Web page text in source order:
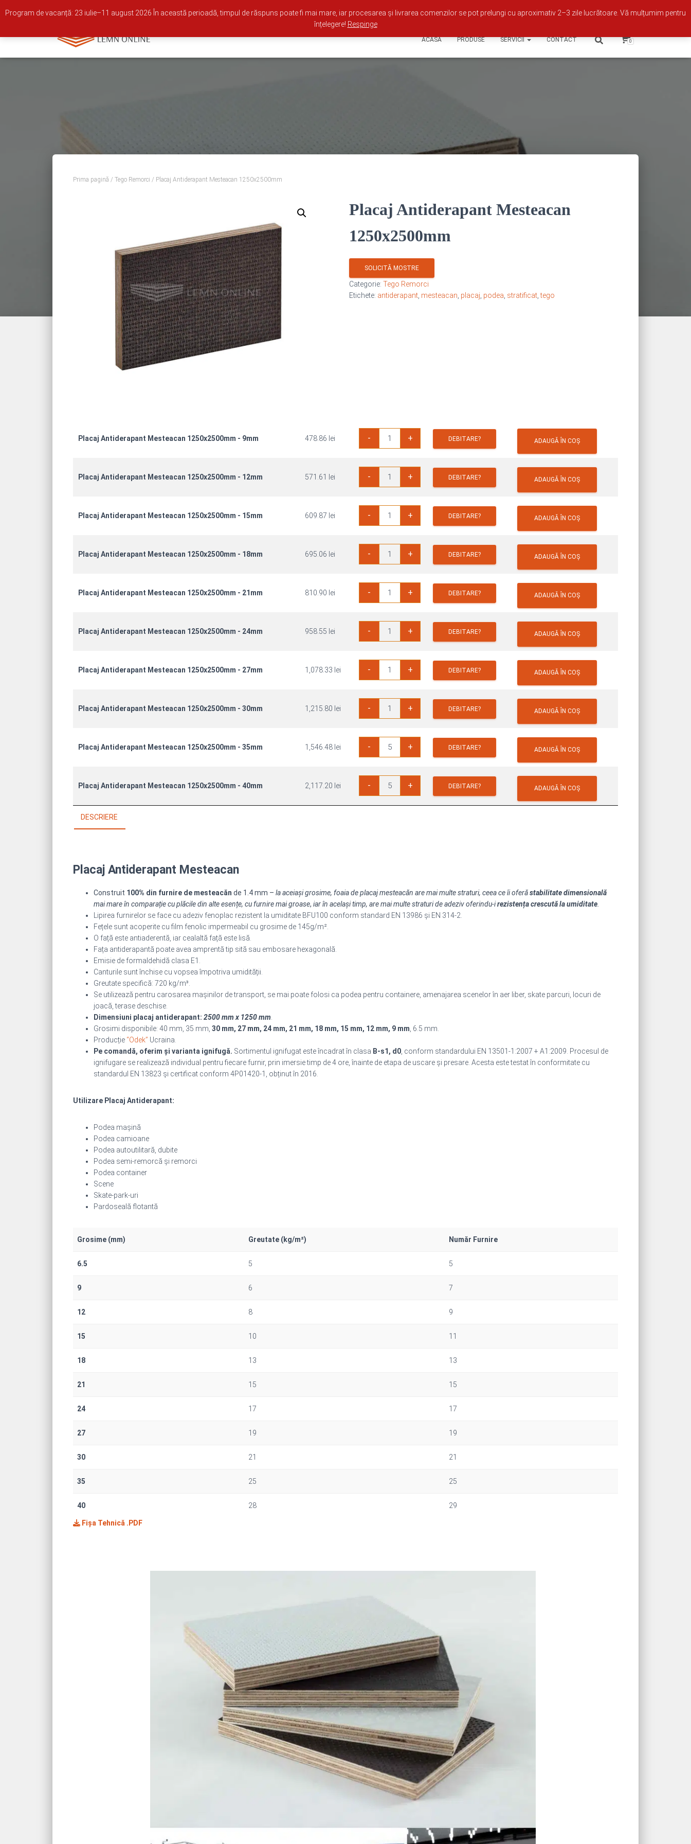
Program de vacanță: 23 iulie–11 august 2026 În această perioadă, timpul de răspuns poate fi mai mare, iar procesarea și livrarea comenzilor se pot prelungi cu aproximativ 2–3 zile lucrătoare. Vă mulțumim pentru
înțelegere! Respinge
Contul meu
0722 681 973 Whatsapp office@lemn-online.ro
ACASA PRODUSE SERVICII CONTACT 0
Prima pagină / Tego Remorci / Placaj Antiderapant Mesteacan 1250x2500mm
Placaj Antiderapant Mesteacan
1250x2500mm
SOLICITĂ MOSTRE
Categorie: Tego Remorci
Etichete: antiderapant mesteacan placaj podea stratificat ,tego
Placaj Antiderapant Mesteacan 1250x2500mm - 9mm 478.86 lei -
Placaj
+ DEBITARE? ADAUGĂ ÎN COȘ
Placaj Antiderapant Mesteacan 1250x2500mm - 12mm 571.61 lei -
Placaj
+ DEBITARE? ADAUGĂ ÎN COȘ
Placaj Antiderapant Mesteacan 1250x2500mm - 15mm 609.87 lei -
Placaj
+ DEBITARE? ADAUGĂ ÎN COȘ
Placaj Antiderapant Mesteacan 1250x2500mm - 18mm 695.06 lei -
Placaj
+ DEBITARE? ADAUGĂ ÎN COȘ
Placaj Antiderapant Mesteacan 1250x2500mm - 21mm 810.90 lei -
Placaj
+ DEBITARE? ADAUGĂ ÎN COȘ
Placaj Antiderapant Mesteacan 1250x2500mm - 24mm 958.55 lei -
Placaj
+ DEBITARE? ADAUGĂ ÎN COȘ
Placaj Antiderapant Mesteacan 1250x2500mm - 27mm 1,078.33 lei -
Placaj
+ DEBITARE? ADAUGĂ ÎN COȘ
Placaj Antiderapant Mesteacan 1250x2500mm - 30mm 1,215.80 lei -
Placaj
+ DEBITARE? ADAUGĂ ÎN COȘ
Placaj Antiderapant Mesteacan 1250x2500mm - 35mm 1,546.48 lei -
Placaj
+ DEBITARE? ADAUGĂ ÎN COȘ
Placaj Antiderapant Mesteacan 1250x2500mm - 40mm 2,117.20 lei -
Placaj
1250x2500mm
+ DEBITARE? ADAUGĂ ÎN COȘ
DESCRIERE
Placaj Antiderapant Mesteacan
Construit 100% din furnire de mesteacăn de 1.4 mm – la aceiași grosime, foaia de placaj mesteacăn are mai multe straturi, ceea ce îi oferăstabilitate dimensională
mai mare în comparație cu plăcile din alte esențe, cu furnire mai groase, iar în același timp, are mai multe straturi de adeziv oferindu-irezistența crescută la umiditate
Lipirea furnirelor se face cu adeziv fenoplac rezistent la umiditate BFU100 conform standard EN 13986 și EN 314-2.
Fețele sunt acoperite cu film fenolic impermeabil cu grosime de 145g/m².
O față este antiaderentă, iar cealaltă față este lisă.
Fața antiderapantă poate avea amprentă tip sită sau embosare hexagonală.
Emisie de formaldehidă clasa E1.
Canturile sunt închise cu vopsea împotriva umidității.
Greutate specifică: 720 kg/m³.
Se utilizează pentru carosarea mașinilor de transport, se mai poate folosi ca podea pentru containere, amenajarea scenelor în aer liber, skate parcuri, locuri de
joacă, terase deschise.
Dimensiuni placaj antiderapant: 2500 mm x 1250 mm
Grosimi disponibile: 40 mm, 35 mm, 30 mm, 27 mm, 24 mm, 21 mm, 18 mm, 15 mm, 12 mm, 9 mm , 6.5 mm.
Producție “Odek” Ucraina.
Pe comandă, oferim și varianta ignifugă. Sortimentul ignifugat este încadrat în clasa B-s1, d0 , conform standardului EN 13501-1:2007 + A1:2009. Procesul de
ignifugare se realizează individual pentru fiecare furnir, prin imersie timp de 4 ore, înainte de etapa de uscare și presare. Acesta este testat în conformitate cu
standardul EN 13823 și certificat conform 4P01420-1, obținut în 2016.
Utilizare Placaj Antiderapant:
Podea mașină
Podea camioane
Podea autoutilitară, dubite
Podea semi-remorcă și remorci
Podea container
Scene
Skate-park-uri
Pardoseală flotantă
Grosime (mm) Greutate (kg/m²) Număr Furnire
6.5 5 5
9 6 7
12 8 9
15 10 11
18 13 13
21 15 15
24 17 17
27 19 19
30 21 21
35 25 25
40 28 29
Fișa Tehnică .PDF